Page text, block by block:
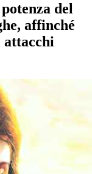
del
affinché
attacchi